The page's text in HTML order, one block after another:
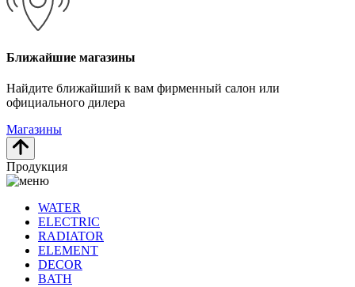
Ближайшие магазины
Найдите ближайший к вам фирменный салон или
официального дилера
Магазины
Продукция
WATER
ELECTRIC
RADIATOR
ELEMENT
DECOR
BATH